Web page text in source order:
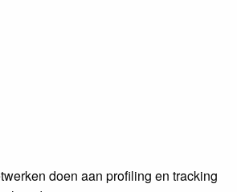
doen aan profiling en tracking